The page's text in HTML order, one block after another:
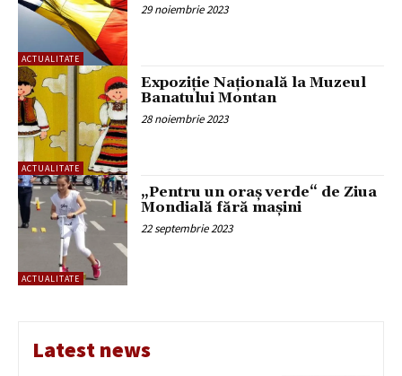
ACTUALITATE
29 noiembrie 2023
ACTUALITATE
Expoziție Națională la Muzeul
Banatului Montan
28 noiembrie 2023
ACTUALITATE
„Pentru un oraș verde“ de Ziua
Mondială fără mașini
22 septembrie 2023
Latest news